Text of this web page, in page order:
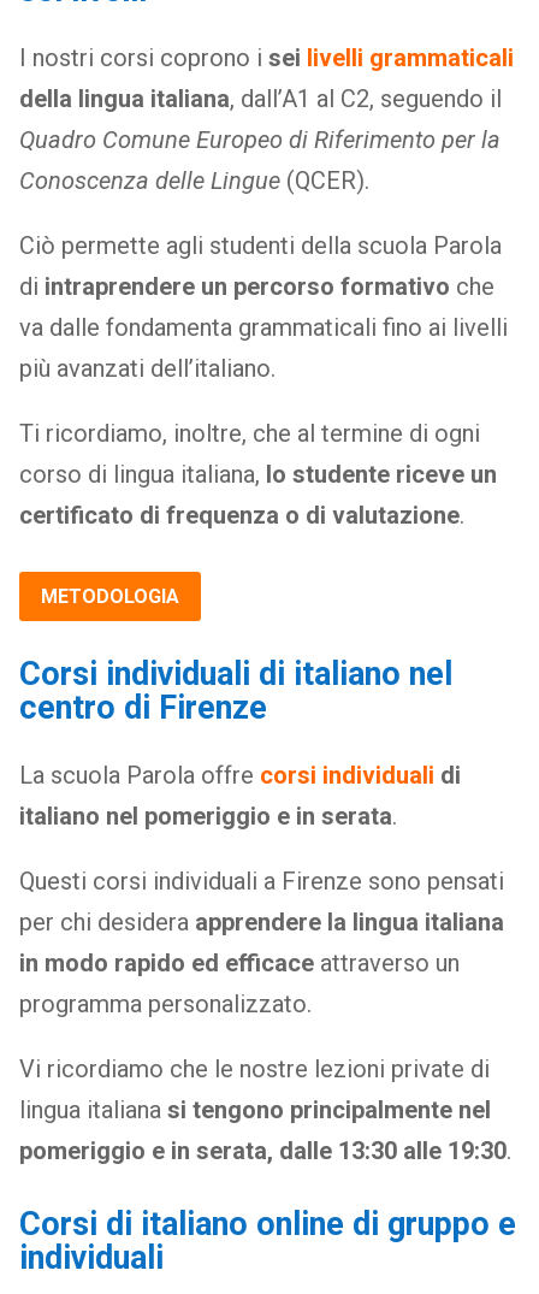
I nostri corsi coprono i sei livelli grammaticali
della lingua italiana, dall’A1 al C2, seguendo il
Quadro Comune Europeo di Riferimento per la
Conoscenza delle Lingue(QCER).
Ciò permette agli studenti della scuola Parola
di intraprendere un percorso formativo che
va dalle fondamenta grammaticali fino ai livelli
più avanzati dell’italiano.
Ti ricordiamo, inoltre, che al termine di ogni
corso di lingua italiana, lo studente riceve un
certificato di frequenza o di valutazione.
METODOLOGIA
Corsi individuali di italiano nel
centro di Firenze
La scuola Parola offre corsi individuali di
italiano nel pomeriggio e in serata.
Questi corsi individuali a Firenze sono pensati
per chi desidera apprendere la lingua italiana
in modo rapido ed efficaceattraverso un
programma personalizzato.
Vi ricordiamo che le nostre lezioni private di
lingua italiana si tengono principalmente nel
pomeriggio e in serata, dalle 13:30 alle 19:30.
Corsi di italiano online di gruppo e
individuali